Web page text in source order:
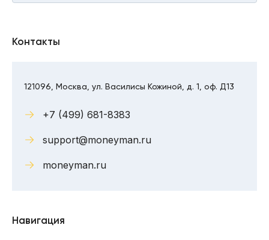
Контакты
121096, Москва, ул. Василисы Кожиной, д. 1, оф. Д13
+7 (499) 681-8383
support@moneyman.ru
moneyman.ru
Навигация